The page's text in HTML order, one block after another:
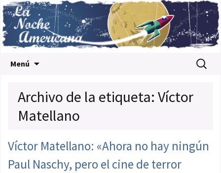
Menú Buscar:
Archivo de la etiqueta: Víctor
Matellano
Víctor Matellano: «Ahora no hay ningún
Paul Naschy, pero el cine de terror